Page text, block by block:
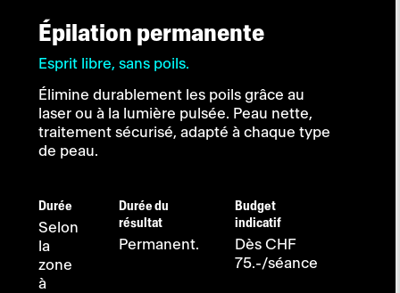
Épilation permanente
Esprit libre, sans poils.
Élimine durablement les poils grâce au
laser ou à la lumière pulsée. Peau nette,
traitement sécurisé, adapté à chaque type
de peau.
Durée
Selon
la
zone
à
Durée du
résultat
Permanent.
Budget
indicatif
Dès CHF
75.-/séance